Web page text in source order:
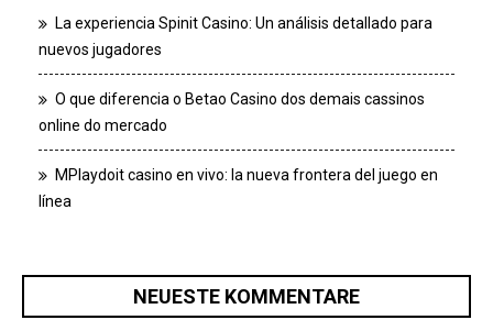
La experiencia Spinit Casino: Un análisis detallado para
nuevos jugadores
O que diferencia o Betao Casino dos demais cassinos
online do mercado
MPlaydoit casino en vivo: la nueva frontera del juego en
línea
NEUESTE KOMMENTARE